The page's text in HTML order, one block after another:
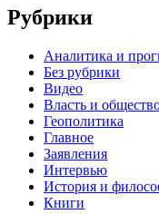
Рубрики
Аналитика и
Без рубрики
Видео
Власть и
Геополитика
Главное
Заявления
Интервью
История и
Книги